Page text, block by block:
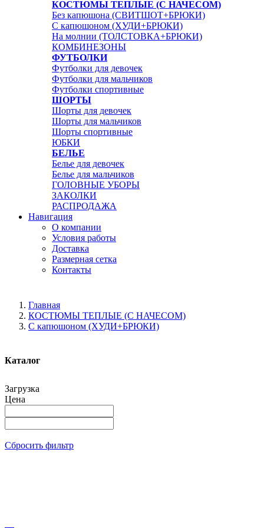
КОСТЮМЫ ТЕПЛЫЕ (С НАЧЕСОМ)
Без капюшона (СВИТШОТ+БРЮКИ)
С капюшоном (ХУДИ+БРЮКИ)
На молнии (ТОЛСТОВКА+БРЮКИ)
КОМБИНЕЗОНЫ
ФУТБОЛКИ
Футболки для девочек
Футболки для мальчиков
Футболки спортивные
ШОРТЫ
Шорты для девочек
Шорты для мальчиков
Шорты спортивные
ЮБКИ
БЕЛЬЕ
Белье для девочек
Белье для мальчиков
ГОЛОВНЫЕ УБОРЫ
ЗАКОЛКИ
РАСПРОДАЖА
Навигация
О компании
Условия работы
Доставка
Размерная сетка
Контакты
Главная
КОСТЮМЫ ТЕПЛЫЕ (С НАЧЕСОМ)
С капюшоном (ХУДИ+БРЮКИ)
Каталог
Загрузка
Цена
Сбросить фильтр